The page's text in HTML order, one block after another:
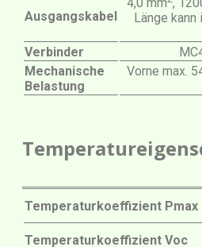
Ausgangskabel
Länge
Verbinder
Mechanische
Belastung
Vorne max.
Temperaturkoeffizient Pmax
Temperaturkoeffizient Voc